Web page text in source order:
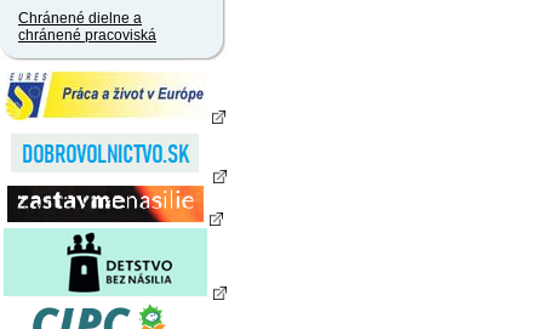
Chránené dielne a
chránené pracoviská